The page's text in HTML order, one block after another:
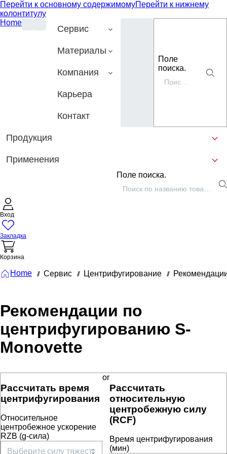
Перейти к основному содержимомуПерейти к нижнему
колонтитулу
Home
Сервис
Материалы
Компания
Карьера
Контакт
Поле
поиска.
Продукция
Применения
Поле поиска.
Вход
Закладка
Корзина
Home /// Сервис /// Центрифугирование ///
Рекомендации по
центрифугированию S-
Monovette
Рассчитать время
центрифугирования
Относительное
центробежное ускорение
RZB (g-сила)
or
Рассчитать
относительную
центробежную силу
(RCF)
Время центрифугирования
(мин)